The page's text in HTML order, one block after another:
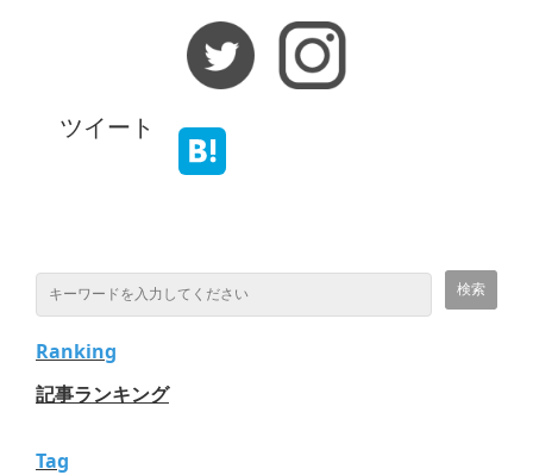
ツイート
Ranking
記事ランキング
Tag